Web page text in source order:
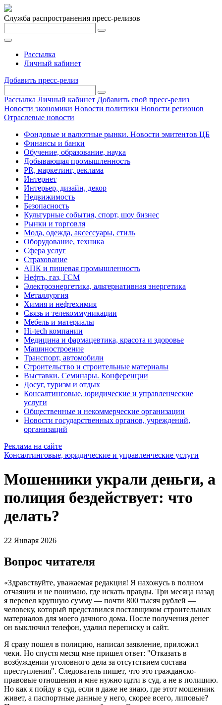
Служба распространения пресс-релизов
Рассылка
Личный кабинет
Добавить пресс-релиз
Рассылка Личный кабинет Добавить свой пресс-релиз
Новости экономики Новости политики Новости регионов
Отраслевые новости
Фондовые и валютные рынки. Новости эмитентов ЦБ
Финансы и банки
Обучение, образование, наука
Добывающая промышленность
PR, маркетинг, реклама
Интернет
Интерьер, дизайн, декор
Недвижимость
Безопасность
Культурные события, спорт, шоу бизнес
Рынки и торговля
Мода, одежда, аксессуары, стиль
Оборудование, техника
Сфера услуг
Страхование
АПК и пищевая промышленность
Нефть, газ, ГСМ
Электроэнергетика, альтернативная энергетика
Металлургия
Химия и нефтехимия
Связь и телекоммуникации
Мебель и материалы
Hi-tech компании
Медицина и фармацевтика, красота и здоровье
Машиностроение
Транспорт, автомобили
Строительство и строительные материалы
Выставки. Семинары. Конференции
Досуг, туризм и отдых
Консалтинговые, юридические и управленческие
услуги
Общественные и некоммерческие организации
Новости государственных органов, учреждений,
организаций
Реклама на сайте
Консалтинговые, юридические и управленческие услуги
Мошенники украли деньги, а
полиция бездействует: что
делать?
22 Января 2026
Вопрос читателя
«Здравствуйте, уважаемая редакция! Я нахожусь в полном
отчаянии и не понимаю, где искать правды. Три месяца назад
я перевел крупную сумму — почти 800 тысяч рублей —
человеку, который представился поставщиком строительных
материалов для моего дачного дома. После получения денег
он выключил телефон, удалил переписку и сайт.
Я сразу пошел в полицию, написал заявление, приложил
чеки. Но спустя месяц мне пришел ответ: "Отказать в
возбуждении уголовного дела за отсутствием состава
преступления". Следователь пишет, что это гражданско-
правовые отношения и мнe нужно идти в суд, а не в полицию.
Но как я пойду в суд, если я даже не знаю, где этот мошенник
живет, а паспортные данные у него, скорее всего, липовые?